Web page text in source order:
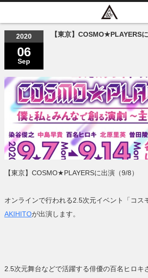
2020
06
Sep
【東京】COSMO★PLAYERS
【東京】COSMO★PLAYERSに出演（9/8）
オンラインで行われる2.5次元イベント「コ
AKIHITOが出演します。
2.5次元舞台などで活躍する俳優の百名ヒロキ